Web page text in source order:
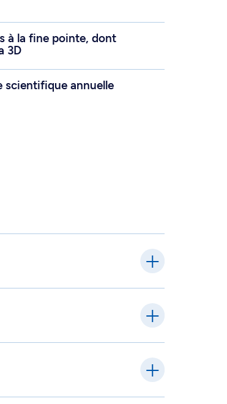
à la fine pointe, dont
3D
scientifique annuelle